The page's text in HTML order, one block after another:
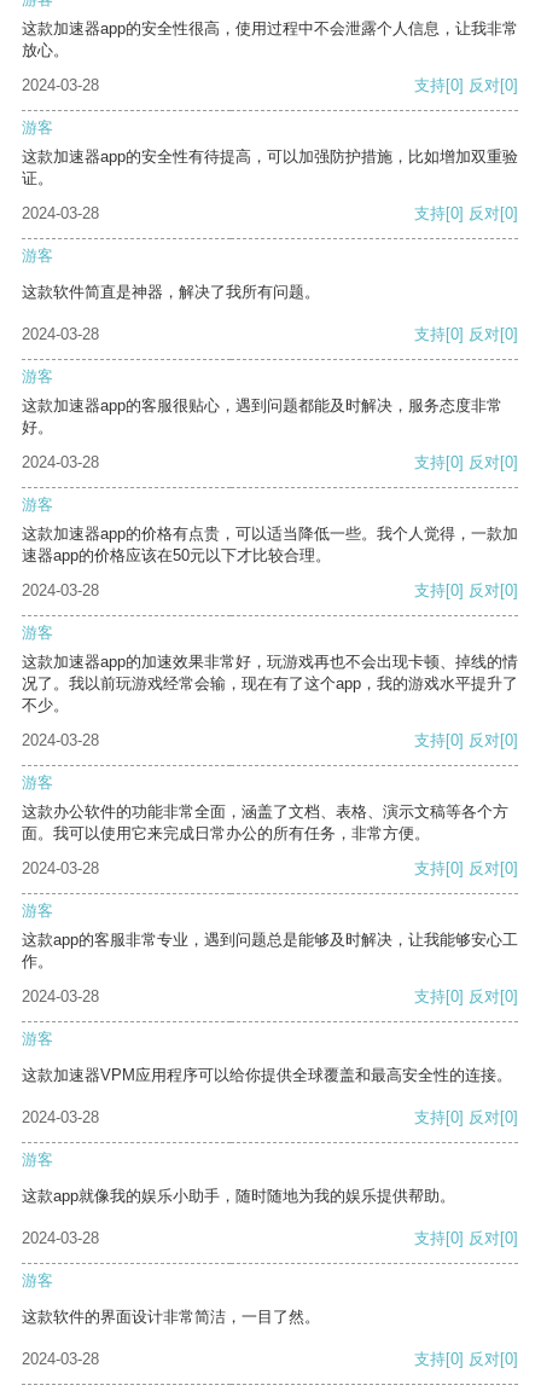
这款加速器app的安全性很高，使用过程中不会泄露个人信息，让我非常
放心。
2024-03-28
支持[0] 反对[0]
游客
这款加速器app的安全性有待提高，可以加强防护措施，比如增加双重验
证。
2024-03-28
支持[0] 反对[0]
游客
这款软件简直是神器，解决了我所有问题。
2024-03-28 支持[0] 反对[0]
游客
这款加速器app的客服很贴心，遇到问题都能及时解决，服务态度非常
好。
2024-03-28
支持[0] 反对[0]
游客
这款加速器app的价格有点贵，可以适当降低一些。我个人觉得，一款加
速器app的价格应该在50元以下才比较合理。
2024-03-28
支持[0] 反对[0]
游客
这款加速器app的加速效果非常好，玩游戏再也不会出现卡顿、掉线的情
况了。我以前玩游戏经常会输，现在有了这个app，我的游戏水平提升了
不少。
2024-03-28
支持[0] 反对[0]
游客
这款办公软件的功能非常全面，涵盖了文档、表格、演示文稿等各个方
面。我可以使用它来完成日常办公的所有任务，非常方便。
2024-03-28
支持[0] 反对[0]
游客
这款app的客服非常专业，遇到问题总是能够及时解决，让我能够安心工
作。
2024-03-28
支持[0] 反对[0]
游客
这款加速器VPM应用程序可以给你提供全球覆盖和最高安全性的连接。
2024-03-28 支持[0] 反对[0]
游客
这款app就像我的娱乐小助手，随时随地为我的娱乐提供帮助。
2024-03-28 支持[0] 反对[0]
游客
这款软件的界面设计非常简洁，一目了然。
2024-03-28 支持[0] 反对[0]